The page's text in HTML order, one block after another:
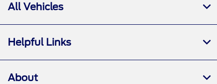
All Vehicles
Helpful Links
About